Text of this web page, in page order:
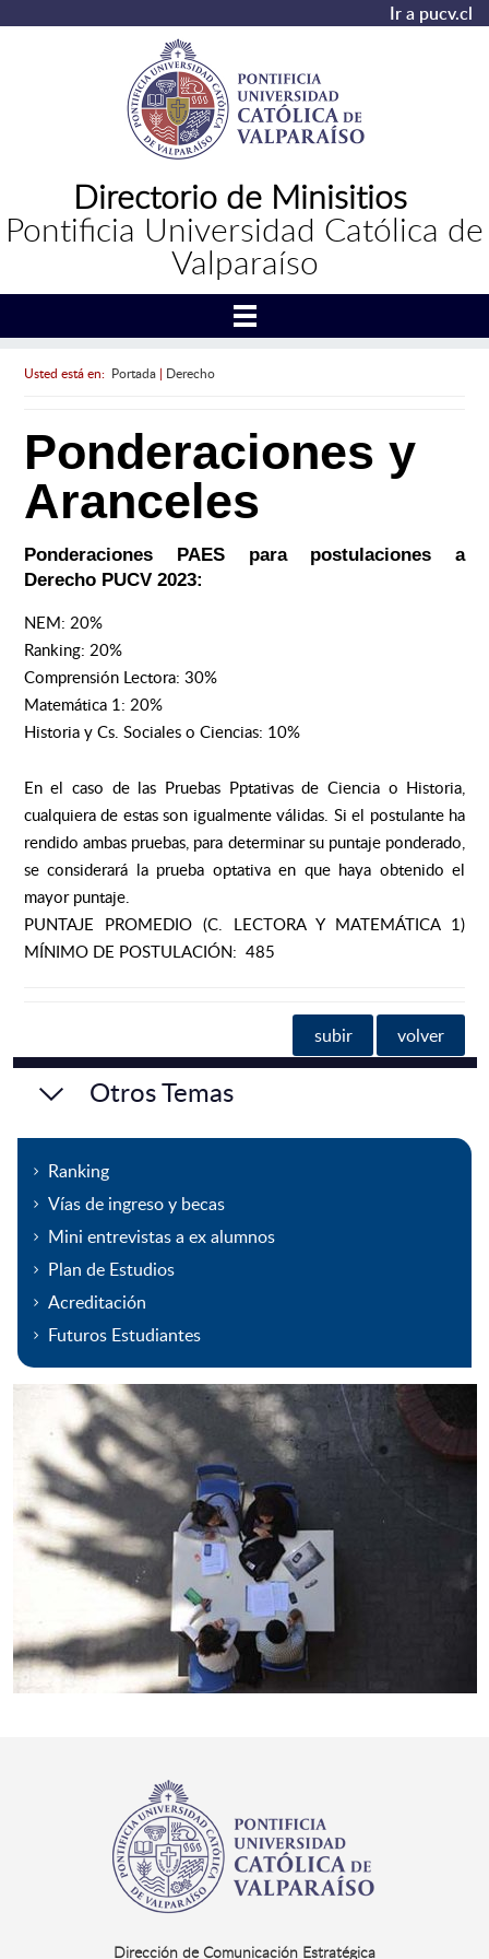
Ir a pucv.cl
Directorio de Minisitios
Pontificia Universidad Católica de
Valparaíso
Usted está en: Portada| Derecho
Ponderaciones y
Aranceles
Ponderaciones PAES para postulaciones a
Derecho PUCV 2023:
NEM: 20%
Ranking: 20%
Comprensión Lectora: 30%
Matemática 1: 20%
Historia y Cs. Sociales o Ciencias: 10%
En el caso de las Pruebas Pptativas de Ciencia o Historia,
cualquiera de estas son igualmente válidas. Si el postulante ha
rendido ambas pruebas, para determinar su puntaje ponderado,
se considerará la prueba optativa en que haya obtenido el
mayor puntaje.
PUNTAJE PROMEDIO (C. LECTORA Y MATEMÁTICA 1)
MÍNIMO DE POSTULACIÓN: 485
subir volver
Otros Temas
Ranking
Vías de ingreso y becas
Mini entrevistas a ex alumnos
Plan de Estudios
Acreditación
Futuros Estudiantes
Dirección de Comunicación Estratégica